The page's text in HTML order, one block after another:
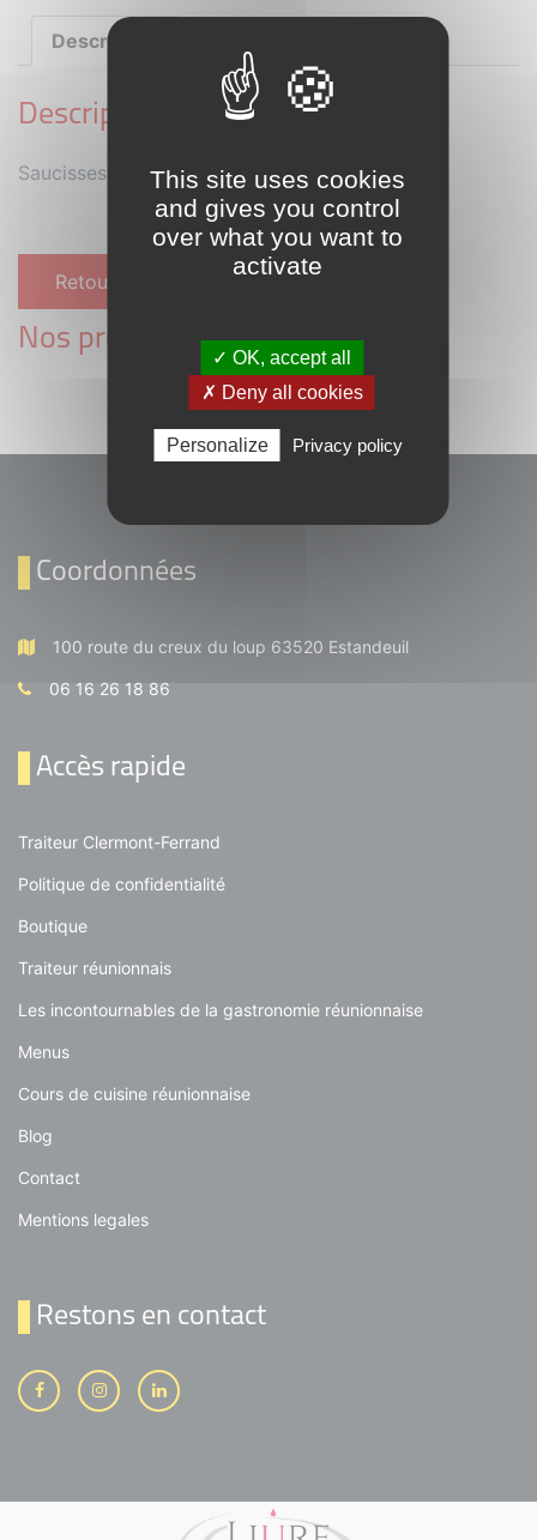
Description
Description
Saucisses de porc fumées, oignon, tomates, riz
Retour à la liste des menu
Nos prochains menus :
Coordonnées
100 route du creux du loup 63520 Estandeuil
06 16 26 18 86
Accès rapide
Traiteur Clermont-Ferrand
Politique de confidentialité
Boutique
Traiteur réunionnais
Les incontournables de la gastronomie réunionnaise
Menus
Cours de cuisine réunionnaise
Blog
Contact
Mentions legales
Restons en contact
This site uses cookies
and gives you control
over what you want to
activate
✓ OK, accept all
✗ Deny all cookies
Personalize Privacy policy